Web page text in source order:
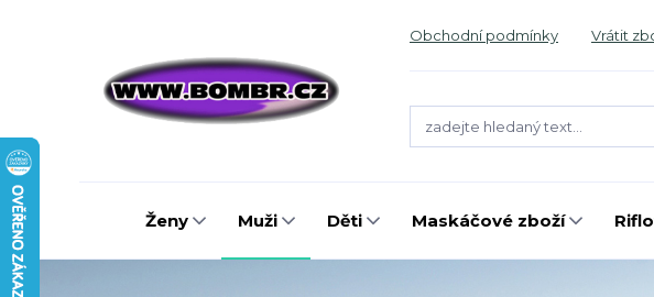
Obchodní podmínky Vrátit
Ženy Muži Děti Maskáčové zboží